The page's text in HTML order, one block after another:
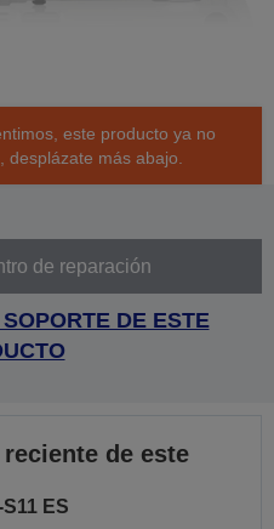
este producto ya no
más abajo.
de reparación
DE ESTE
de este
ES